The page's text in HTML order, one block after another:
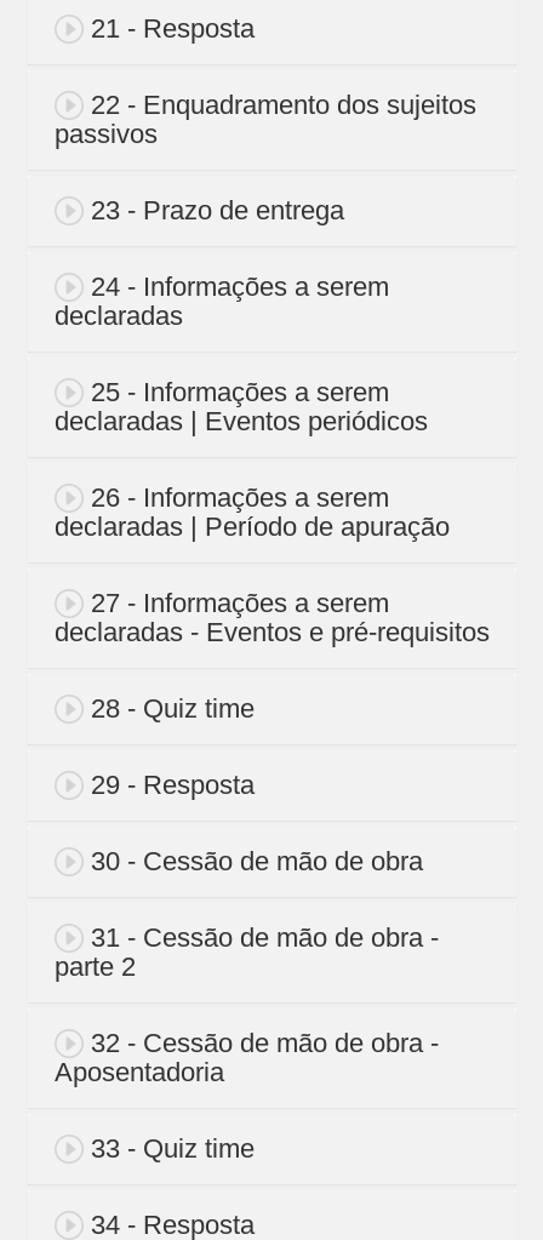
21 - Resposta
22 - Enquadramento dos sujeitos
passivos
23 - Prazo de entrega
24 - Informações a serem
declaradas
25 - Informações a serem
declaradas | Eventos periódicos
26 - Informações a serem
declaradas | Período de apuração
27 - Informações a serem
declaradas - Eventos e pré-requisitos
28 - Quiz time
29 - Resposta
30 - Cessão de mão de obra
31 - Cessão de mão de obra -
parte 2
32 - Cessão de mão de obra -
Aposentadoria
33 - Quiz time
34 - Resposta